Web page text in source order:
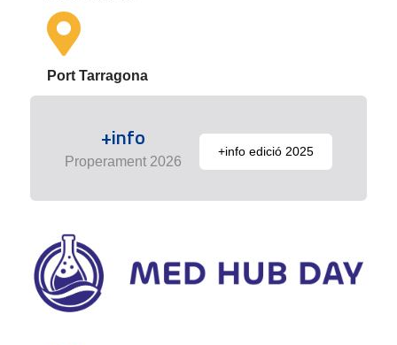
Port Tarragona
+info
Properament 2026
+info edició 2025